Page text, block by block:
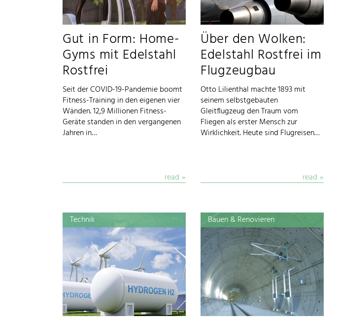
Gut in Form: Home-
Gyms mit Edelstahl
Rostfrei
Seit der COVID-19-Pandemie boomt
Fitness-Training in den eigenen vier
Wänden. 12,9 Millionen Fitness-
Geräte standen in den vergangenen
Jahren in…
read
Über den Wolken:
Edelstahl Rostfrei im
Flugzeugbau
Otto Lilienthal machte 1893 mit
seinem selbstgebauten
Gleitflugzeug den Traum vom
Fliegen als erster Mensch zur
Wirklichkeit. Heute sind Flugreisen…
read
Technik Bauen & Renovieren